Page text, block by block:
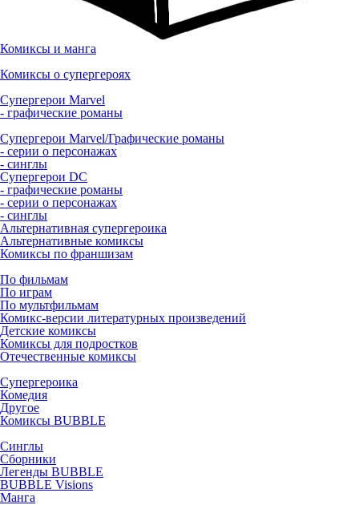
Комиксы и манга
Комиксы о супергероях
Супергерои Marvel
- графические романы
Супергерои Marvel/Графические романы
- серии о персонажах
- синглы
Супергерои DC
- графические романы
- серии о персонажах
- синглы
Альтернативная супергероика
Альтернативные комиксы
Комиксы по франшизам
По фильмам
По играм
По мультфильмам
Комикс-версии литературных произведений
Детские комиксы
Комиксы для подростков
Отечественные комиксы
Супергероика
Комедия
Другое
Комиксы BUBBLE
Синглы
Сборники
Легенды BUBBLE
BUBBLE Visions
Манга